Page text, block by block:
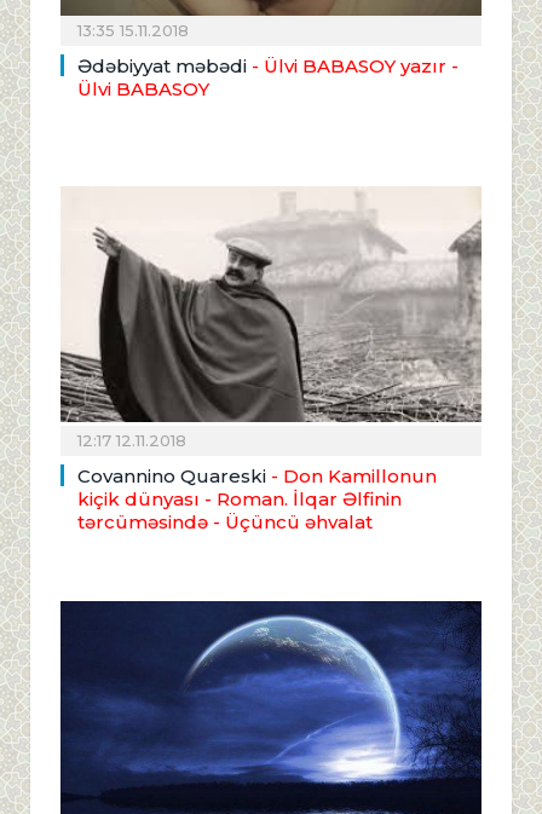
13:35 15.11.2018
Ədəbiyyat məbədi - Ülvi BABASOY yazır -
Ülvi BABASOY
12:17 12.11.2018
Covannino Quareski - Don Kamillonun
kiçik dünyası - Roman. İlqar Əlfinin
tərcüməsində - Üçüncü əhvalat